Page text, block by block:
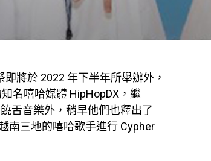
將於 2022 年下半年所舉辦外，
名嘻哈媒體 HipHopDX，繼
舌音樂外，稍早他們也釋出了
南三地的嘻哈歌手進行 Cypher